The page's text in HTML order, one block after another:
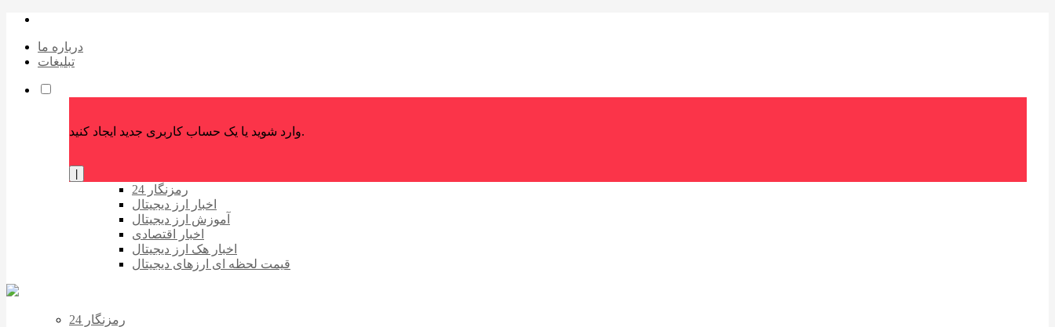
درباره ما
تبلیغات
وارد شوید یا یک حساب کاربری جدید ایجاد کنید.
رمزنگار 24
اخبار ارز دیجیتال
آموزش ارز دیجیتال
اخبار اقتصادی
اخبار هک ارز دیجیتال
قیمت لحظه ای ارزهای دیجیتال
رمزنگار 24